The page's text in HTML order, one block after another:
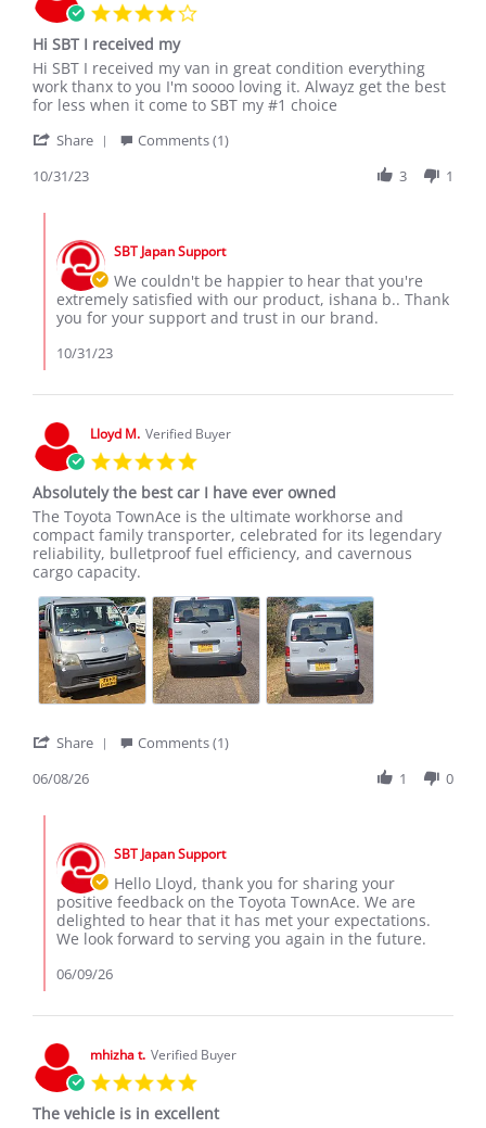
2022
Hi SBT I received my
Review
by
ishana
on
Oct
review
stating
Hi
I
my
Hi SBT I received my van in great condition everything
work thanx to you I'm soooo loving it. Alwayz get the best
for less when it come to SBT my #1 choice
Share
on
Oct
2023
Comments (1)
10/31/23
3 1
Store
Owner
on
Review
by
ishana
b.
Oct
2023
SBT Japan Support
We couldn't be happier to hear that you're
extremely satisfied with our product, ishana b.. Thank
you for your support and trust in our brand.
10/31/23
Lloyd M. Verified Buyer
rating
Absolutely the best car I have ever owned
Review
by
Lloyd
M.
8
Jun
2026
review
stating
Absolutely
the
car
have
ever
owned
The Toyota TownAce is the ultimate workhorse and
compact family transporter, celebrated for its legendary
reliability, bulletproof fuel efficiency, and cavernous
cargo capacity.
Share
on
Jun
2026
Comments (1)
06/08/26
1 0
Store
Owner
on
Review
by
M.
on
2026
SBT Japan Support
Hello Lloyd, thank you for sharing your
positive feedback on the Toyota TownAce. We are
delighted to hear that it has met your expectations.
We look forward to serving you again in the future.
06/09/26
mhizha t. Verified Buyer
rating
The vehicle is in excellent